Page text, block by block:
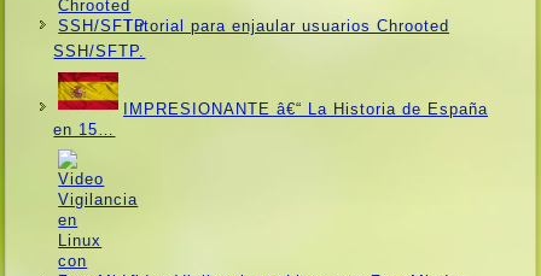
Tutorial para enjaular usuarios Chrooted
SSH/SFTP.
IMPRESIONANTE â€“ La Historia de España
en 15…